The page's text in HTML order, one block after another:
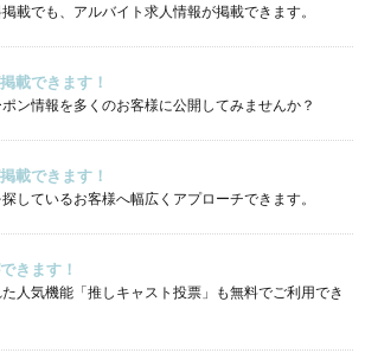
載でも、アルバイト求人情報が掲載できます。
載できます！
ン情報を多くのお客様に公開してみませんか？
載できます！
しているお客様へ幅広くアプローチできます。
きます！
人気機能「推しキャスト投票」も無料でご利用でき